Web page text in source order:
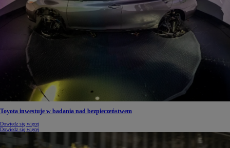
Toyota inwestuje w badania nad bezpieczeństwem
Dowiedz się więcej
Dowiedz się więcej